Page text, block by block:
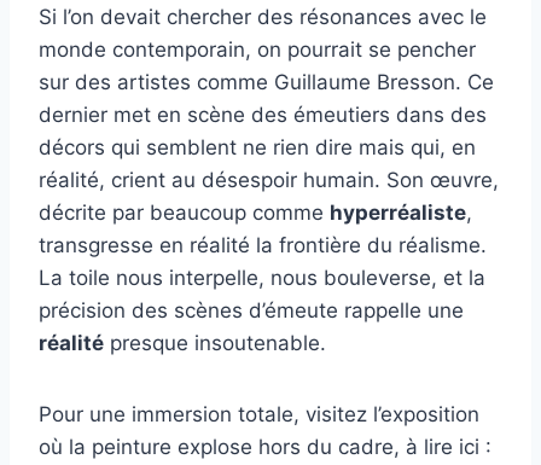
Si l’on devait chercher des résonances avec le
monde contemporain, on pourrait se pencher
sur des artistes comme Guillaume Bresson. Ce
dernier met en scène des émeutiers dans des
décors qui semblent ne rien dire mais qui, en
réalité, crient au désespoir humain. Son œuvre,
décrite par beaucoup comme hyperréaliste,
transgresse en réalité la frontière du réalisme.
La toile nous interpelle, nous bouleverse, et la
précision des scènes d’émeute rappelle une
réalité presque insoutenable.
Pour une immersion totale, visitez l’exposition
où la peinture explose hors du cadre, à lire ici :